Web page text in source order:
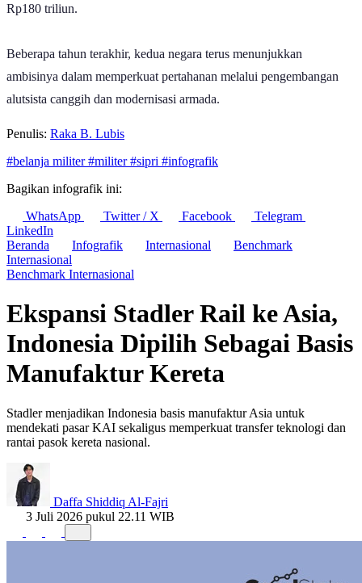
Rp180 triliun.
Beberapa tahun terakhir, kedua negara terus menunjukkan
ambisinya dalam memperkuat pertahanan melalui pengembangan
alutsista canggih dan modernisasi armada.
Penulis: Raka B. Lubis
#belanja militer#militer#sipri #infografik
Bagikan infografik ini:
WhatsApp
Twitter / X Facebook
Telegram
LinkedIn
Beranda
Infografik Internasional
Benchmark
Internasional
Benchmark Internasional
Ekspansi Stadler Rail ke Asia,
Indonesia Dipilih Sebagai Basis
Manufaktur Kereta
Stadler menjadikan Indonesia basis manufaktur Asia untuk
mendekati pasar KAI sekaligus memperkuat transfer teknologi dan
rantai pasok kereta nasional.
Daffa Shiddiq Al-Fajri
3 Juli 2026 pukul 22.11 WIB